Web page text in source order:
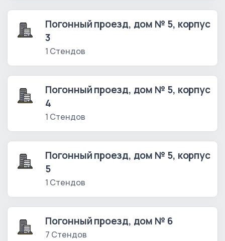
Погонный проезд, дом № 5, корпус
3
1 Стендов
Погонный проезд, дом № 5, корпус
4
1 Стендов
Погонный проезд, дом № 5, корпус
5
1 Стендов
Погонный проезд, дом № 6
7 Стендов